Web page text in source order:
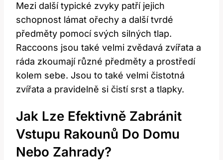
Mezi další typické zvyky patří jejich
schopnost lámat ořechy a další tvrdé
předměty pomocí svých silných tlap.
Raccoons jsou také velmi zvědavá zvířata a
ráda zkoumají různé předměty a prostředí
kolem sebe. Jsou to také velmi čistotná
zvířata a pravidelně si čistí srst a tlapky.
Jak Lze Efektivně Zabránit
Vstupu Rakounů Do Domu
Nebo Zahrady?